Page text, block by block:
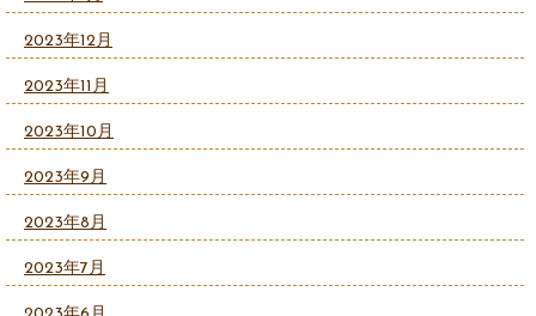
2023年12月
2023年11月
2023年10月
2023年9月
2023年8月
2023年7月